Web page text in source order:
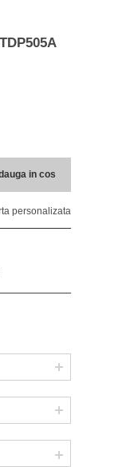
in cos
personalizata